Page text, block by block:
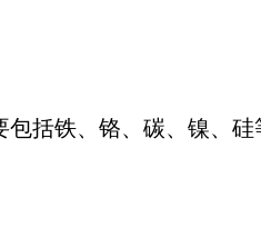
括铁、铬、碳、镍、